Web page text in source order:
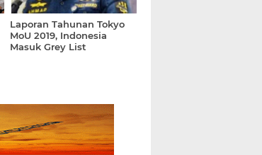
Laporan Tahunan Tokyo
MoU 2019, Indonesia
Masuk Grey List